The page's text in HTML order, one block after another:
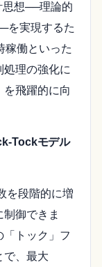
思想──理論的
を実現するた
稼働といった
処理の強化に
を飛躍的に向
Tockモデル
を段階的に増
御できま
「トック」フ
で、最大